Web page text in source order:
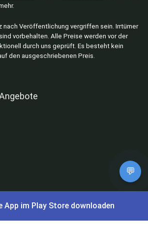
nach Veröffentlichung vergriffen sein. Irrtümer
vorbehalten. Alle Preise werden vor der
durch uns geprüft. Es besteht kein
den ausgeschriebenen Preis.
💬
App im Play Store downloaden